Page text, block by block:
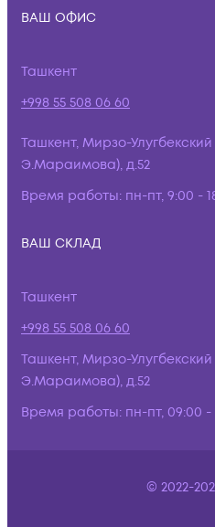
ВАШ ОФИС
Ташкент
+998 55 508 06 60
Ташкент, Мирзо-
Э.Мараимова), д.52
Время работы: пн-пт, 9:00 -
ВАШ СКЛАД
Ташкент
+998 55 508 06 60
Ташкент, Мирзо-
Э.Мараимова), д.52
Время работы: пн-пт, 09:00 -
© 2022-